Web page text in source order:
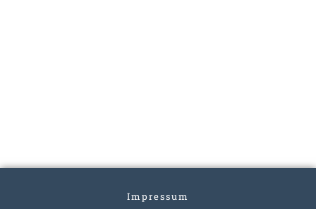
Impressum